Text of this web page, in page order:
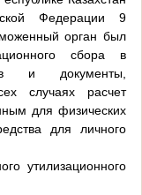
Федерации 9
орган был
сбора в
и документы,
случаях расчет
для физических
для личного
утилизационного